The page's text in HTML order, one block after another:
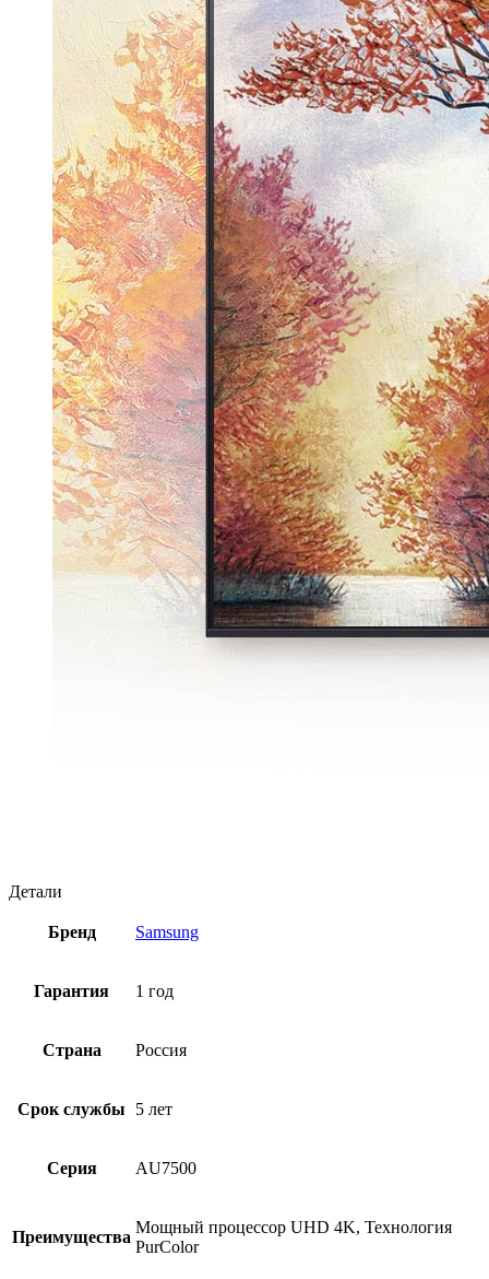
Детали
Бренд Samsung
Гарантия 1 год
Страна Россия
Срок службы 5 лет
Серия AU7500
Преимущества
Мощный процессор UHD 4K, Технология
PurColor